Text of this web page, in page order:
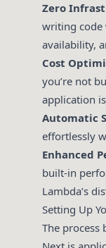
Zero
writing code
availability,
Cost
you’re not
application
Automatic
effortlessly
Enhanced
built-in
Lambda’s
Setting Up
The